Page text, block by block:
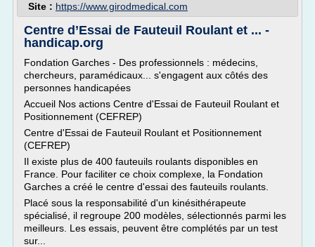
Site : https://www.girodmedical.com
Centre d’Essai de Fauteuil Roulant et ... -
handicap.org
Fondation Garches - Des professionnels : médecins,
chercheurs, paramédicaux... s'engagent aux côtés des
personnes handicapées
Accueil Nos actions Centre d'Essai de Fauteuil Roulant et
Positionnement (CEFREP)
Centre d'Essai de Fauteuil Roulant et Positionnement
(CEFREP)
Il existe plus de 400 fauteuils roulants disponibles en
France. Pour faciliter ce choix complexe, la Fondation
Garches a créé le centre d'essai des fauteuils roulants.
Placé sous la responsabilité d'un kinésithérapeute
spécialisé, il regroupe 200 modèles, sélectionnés parmi les
meilleurs. Les essais, peuvent être complétés par un test
sur...